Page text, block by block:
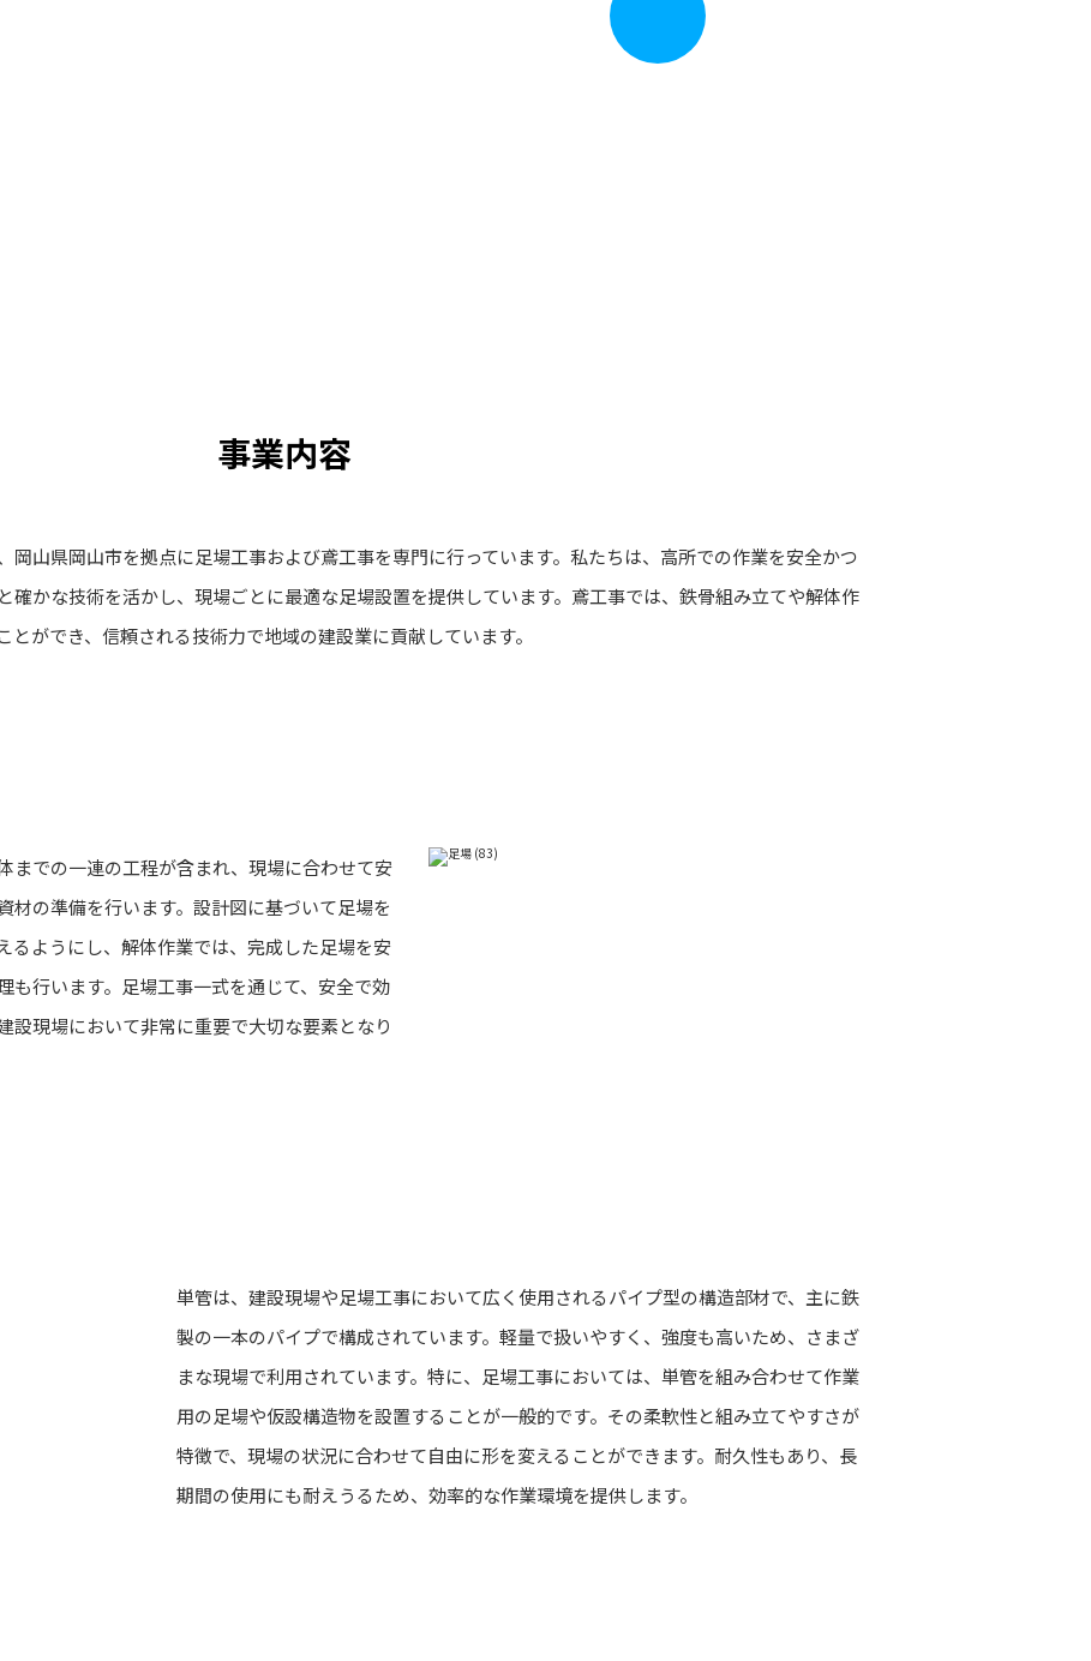
事業内容
岡山県岡山市を拠点に足場工事および鳶工事を専門に行っています。私たちは、高所での作業を安全かつ
確かな技術を活かし、現場ごとに最適な足場設置を提供しています。鳶工事では、鉄骨組み立てや解体作
ができ、信頼される技術力で地域の建設業に貢献しています。
までの一連の工程が含まれ、現場に合わせて安
材の準備を行います。設計図に基づいて足場を
るようにし、解体作業では、完成した足場を安
も行います。足場工事一式を通じて、安全で効
設現場において非常に重要で大切な要素となり
単管は、建設現場や足場工事において広く使用されるパイプ型の構造部材で、主に鉄
製の一本のパイプで構成されています。軽量で扱いやすく、強度も高いため、さまざ
まな現場で利用されています。特に、足場工事においては、単管を組み合わせて作業
用の足場や仮設構造物を設置することが一般的です。その柔軟性と組み立てやすさが
特徴で、現場の状況に合わせて自由に形を変えることができます。耐久性もあり、長
期間の使用にも耐えうるため、効率的な作業環境を提供します。